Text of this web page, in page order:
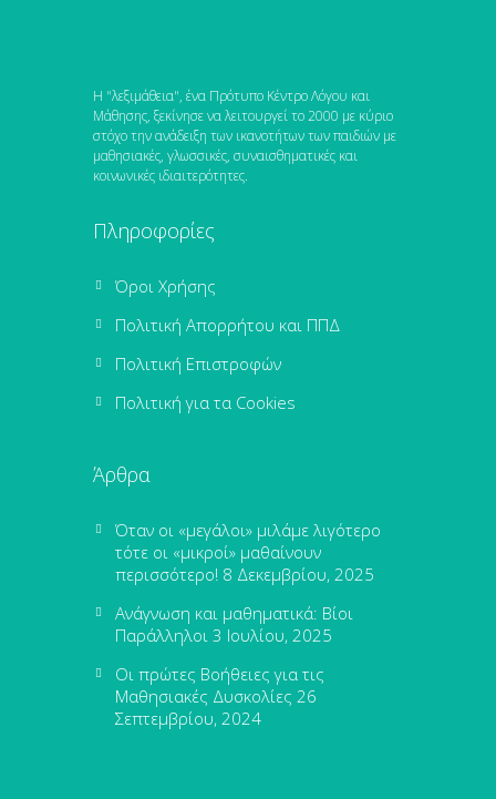
Η "λεξιμάθεια", ένα Πρότυπο Κέντρο Λόγου και
Μάθησης, ξεκίνησε να λειτουργεί το 2000 με κύριο
στόχο την ανάδειξη των ικανοτήτων των παιδιών με
μαθησιακές, γλωσσικές, συναισθηματικές και
κοινωνικές ιδιαιτερότητες.
Πληροφορίες
Όροι Χρήσης
Πολιτική Απορρήτου και ΠΠΔ
Πολιτική Επιστροφών
Πολιτική για τα Cookies
Άρθρα
Όταν οι «μεγάλοι» μιλάμε λιγότερο
τότε οι «μικροί» μαθαίνουν
περισσότερο! 8 Δεκεμβρίου, 2025
Ανάγνωση και μαθηματικά: Βίοι
Παράλληλοι 3 Ιουλίου, 2025
Οι πρώτες Βοήθειες για τις
Μαθησιακές Δυσκολίες 26
Σεπτεμβρίου, 2024